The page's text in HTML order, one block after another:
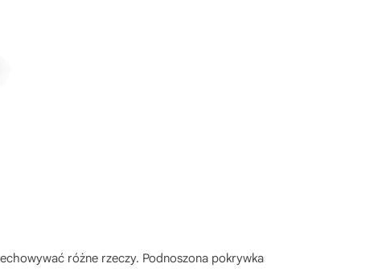
różne rzeczy. Podnoszona pokrywka